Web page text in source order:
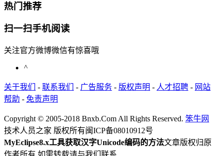
热门推荐
扫一扫手机阅读
关注官方微博微信有惊喜哦
^
关于我们 - 联系我们 - 广告服务 - 版权声明 - 人才招聘 - 网站
帮助 - 免责声明
Copyright © 2005-2018 Bnxb.Com All Rights Reserved. 笨牛网
技术人员之家 版权所有闽ICP备08010912号
MyEclipse8.x工具获取汉字Unicode编码的方法文章版权归原